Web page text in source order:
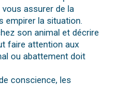
assurer de la
empirer la situation.
son animal et décrire
faire attention aux
ou abattement doit
conscience, les